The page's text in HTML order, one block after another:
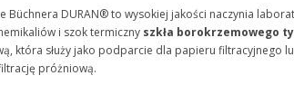
Büchnera DURAN® to wysokiej jakości naczynia
i szok termiczny szkła borokrzemowego
która służy jako podparcie dla papieru filtracyjnego
próżniową.